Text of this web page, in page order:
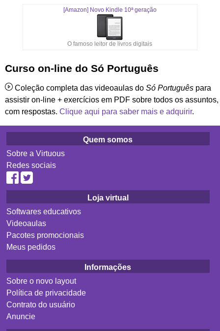
[Amazon] Novo Kindle 10ª geração
O famoso leitor de livros digitais
Curso on-line do Só Português
Coleção completa das videoaulas do Só Português para
assistir on-line + exercícios em PDF sobre todos os assuntos,
com respostas. Clique aqui para saber mais e adquirir.
Quem somos
Sobre a Virtuous
Redes sociais
Loja virtual
Softwares educativos
Videoaulas
Pacotes promocionais
Meus pedidos
Informações
Sobre o novo layout
Política de privacidade
Contrato do usuário
Anuncie